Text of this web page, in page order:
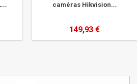
caméras Hikvision...
149,93 €